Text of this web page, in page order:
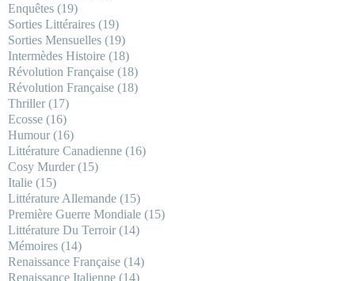
Enquêtes (19)
Sorties Littéraires (19)
Sorties Mensuelles (19)
Intermèdes Histoire (18)
Révolution Française (18)
Révolution Française (18)
Thriller(17)
Ecosse (16)
Humour(16)
Littérature Canadienne (16)
Cosy Murder(15)
Italie (15)
Littérature Allemande (15)
Première Guerre Mondiale (15)
Littérature Du Terroir(14)
Mémoires (14)
Renaissance Française (14)
Renaissance Italienne (14)